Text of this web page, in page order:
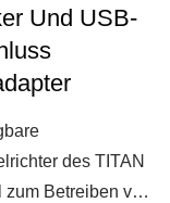
Und USB-
des TITAN
zum Betreiben von